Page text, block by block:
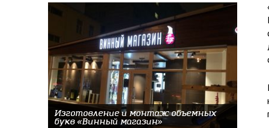
Изготовление и монтаж объемных
букв «Винный магазин»